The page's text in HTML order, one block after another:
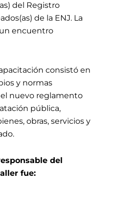
del Registro
(as) de la ENJ. La
encuentro
consistó en
y normas
nuevo reglamento
pública,
obras, servicios y
del
fue: